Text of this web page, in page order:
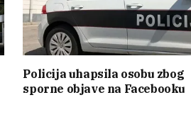
Policija uhapsila osobu zbog
sporne objave na Facebooku